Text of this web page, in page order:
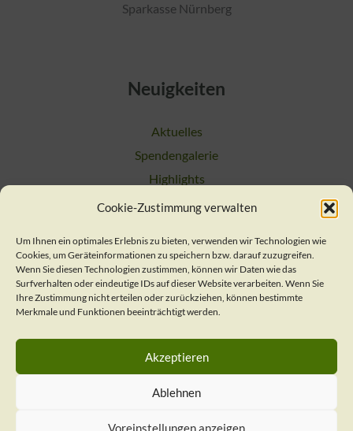
Cookie-Zustimmung verwalten
Um Ihnen ein optimales Erlebnis zu bieten, verwenden wir Technologien wie
Cookies, um Geräteinformationen zu speichern bzw. darauf zuzugreifen.
Wenn Sie diesen Technologien zustimmen, können wir Daten wie das
Surfverhalten oder eindeutige IDs auf dieser Website verarbeiten. Wenn Sie
Ihre Zustimmung nicht erteilen oder zurückziehen, können bestimmte
Merkmale und Funktionen beeinträchtigt werden.
Akzeptieren
Ablehnen
Voreinstellungen anzeigen
Sparkasse Nürnberg
Neuigkeiten
Aktuelles
Spendengalerie
Highlights
Suchen
Kontakt
Verein / Geschäftsstelle
Nachsorgeteam
Presse
Impressum